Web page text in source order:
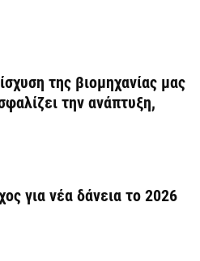
της βιομηχανίας μας
την ανάπτυξη,
για νέα δάνεια το 2026